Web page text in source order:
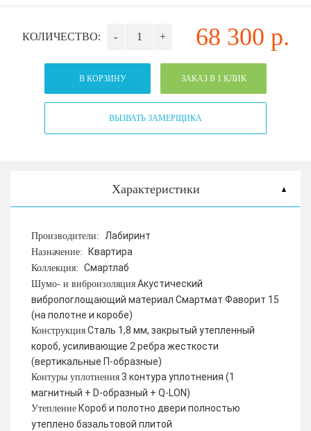
КОЛИЧЕСТВО: - + 68 300 р.
В КОРЗИНУ ЗАКАЗ В 1 КЛИК
ВЫЗВАТЬ ЗАМЕРЩИКА
Характеристики
Производители: Лабиринт
Назначение: Квартира
Коллекция: Смартлаб
Шумо- и виброизоляция Акустический
вибропоглощающий материал Смартмат Фаворит 15
(на полотне и коробе)
Конструкция Сталь 1,8 мм, закрытый утепленный
короб, усиливающие 2 ребра жесткости
(вертикальные П-образные)
Контуры уплотнения 3 контура уплотнения (1
магнитный + D-образный + Q-LON)
Утепление Короб и полотно двери полностью
утеплено базальтовой плитой